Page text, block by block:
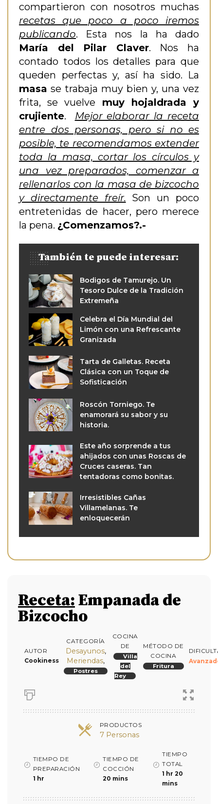
compartieron con nosotros muchas
recetas que poco a poco iremos
publicando. Esta nos la ha dado
María del Pilar Claver. Nos ha
contado todos los detalles para que
queden perfectas y, así ha sido. La
masa se trabaja muy bien y, una vez
frita, se vuelve muy hojaldrada y
crujiente. Mejor elaborar la receta
entre dos personas, pero si no es
posible, te recomendamos extender
toda la masa, cortar los círculos y
una vez preparados, comenzar a
rellenarlos con la masa de bizcocho
y directamente freír. Son un poco
entretenidas de hacer, pero merece
la pena. ¿Comenzamos?.-
También te puede interesar:
Bodigos de Tamurejo. Un
Tesoro Dulce de la Tradición
Extremeña
Celebra el Día Mundial del
Limón con una Refrescante
Granizada
Tarta de Galletas. Receta
Clásica con un Toque de
Sofisticación
Roscón Torniego. Te
enamorará su sabor y su
historia.
Este año sorprende a tus
ahijados con unas Roscas de
Cruces caseras. Tan
tentadoras como bonitas.
Irresistibles Cañas
Villamelanas. Te
enloquecerán
Receta:Empanada de
Bizcocho
AUTOR
Cookiness
CATEGORÍA
Desayunos,
Meriendas,
Postres
COCINA
DE
Villa
del
Rey
MÉTODO DE
COCINA
Fritura
PRODUCTOS
7 Personas
TIEMPO DE
PREPARACIÓN
1 hr
TIEMPO DE
COCCIÓN
20 mins
TIEMPO
TOTAL
1 hr 20
mins